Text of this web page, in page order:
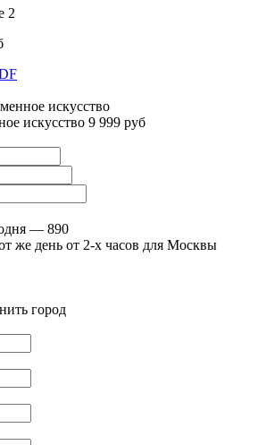
2
искусство 9 999 руб
— 890
же день от 2-х часов для Москвы
город